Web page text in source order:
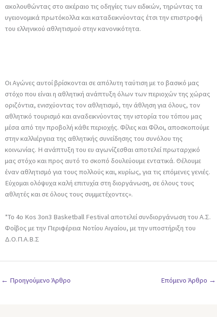
ακολουθώντας στο ακέραιο τις οδηγίες των ειδικών, τηρώντας τα
υγειονομικά πρωτόκολλα και καταδεικνύοντας έτσι την επιστροφή
του ελληνικού αθλητισμού στην κανονικότητα.
Οι Αγώνες αυτοί βρίσκονται σε απόλυτη ταύτιση με το βασικό μας
στόχο που είναι η αθλητική ανάπτυξη όλων των περιοχών της χώρας
οριζόντια, ενισχύοντας τον αθλητισμό, την άθληση για όλους, τον
αθλητικό τουρισμό και αναδεικνύοντας την ιστορία του τόπου μας
μέσα από την προβολή κάθε περιοχής. Φίλες και Φίλοι, αποσκοπούμε
στην καλλιέργεια της αθλητικής συνείδησης του συνόλου της
κοινωνίας. Η ανάπτυξη του ευ αγωνίζεσθαι αποτελεί πρωταρχικό
μας στόχο και προς αυτό το σκοπό δουλεύουμε εντατικά. Θέλουμε
έναν αθλητισμό για τους πολλούς και, κυρίως, για τις επόμενες γενιές.
Εύχομαι ολόψυχα καλή επιτυχία στη διοργάνωση, σε όλους τους
αθλητές και σε όλους τους συμμετέχοντες».
*Το 4ο Kos 3on3 Basketball Festival αποτελεί συνδιοργάνωση του Α.Σ.
Φοίβος με την Περιφέρεια Νοτίου Αιγαίου, με την υποστήριξη του
Δ.Ο.Π.Α.Β.Σ
← Προηγούμενο Άρθρο Επόμενο Άρθρο →